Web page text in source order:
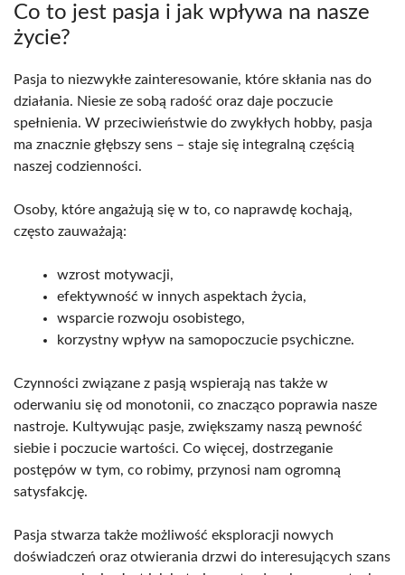
Co to jest pasja i jak wpływa na nasze
życie?
Pasja to niezwykłe zainteresowanie, które skłania nas do
działania. Niesie ze sobą radość oraz daje poczucie
spełnienia. W przeciwieństwie do zwykłych hobby, pasja
ma znacznie głębszy sens – staje się integralną częścią
naszej codzienności.
Osoby, które angażują się w to, co naprawdę kochają,
często zauważają:
wzrost motywacji,
efektywność w innych aspektach życia,
wsparcie rozwoju osobistego,
korzystny wpływ na samopoczucie psychiczne.
Czynności związane z pasją wspierają nas także w
oderwaniu się od monotonii, co znacząco poprawia nasze
nastroje. Kultywując pasje, zwiększamy naszą pewność
siebie i poczucie wartości. Co więcej, dostrzeganie
postępów w tym, co robimy, przynosi nam ogromną
satysfakcję.
Pasja stwarza także możliwość eksploracji nowych
doświadczeń oraz otwierania drzwi do interesujących szans